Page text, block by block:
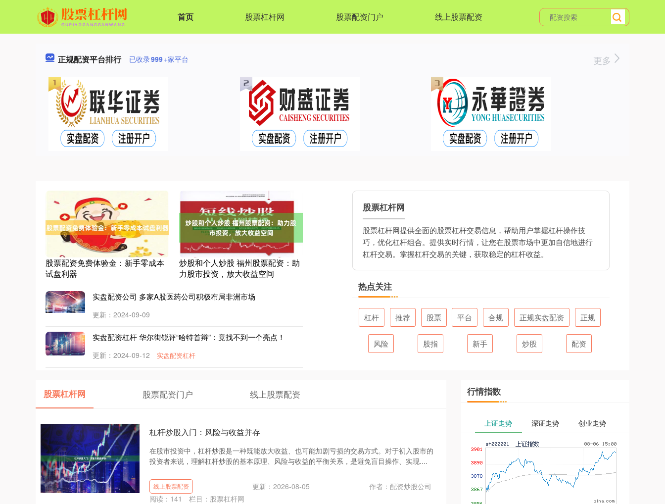
首页 股票杠杆网 股票配资门户 线上股票配资
正规配资平台排行 已收录999+家平台 更多
股票配资免费体验金：新手零成本
试盘利器
炒股和个人炒股 福州股票配资：助
力股市投资，放大收益空间
实盘配资公司 多家A股医药公司积极布局非洲市场
更新：2024-09-09
实盘配资杠杆 华尔街锐评“哈特首辩”：竟找不到一个亮点！
更新：2024-09-12 实盘配资杠杆
股票杠杆网
股票杠杆网提供全面的股票杠杆交易信息，帮助用户掌握杠杆操作技
巧，优化杠杆组合。提供实时行情，让您在股票市场中更加自信地进行
杠杆交易。掌握杠杆交易的关键，获取稳定的杠杆收益。
热点关注
杠杆 推荐 股票 平台 合规 正规实盘配资 正规
风险 股指 新手 炒股 配资
股票杠杆网 股票配资门户 线上股票配资
杠杆炒股入门：风险与收益并存
在股市投资中，杠杆炒股是一种既能放大收益、也可能加剧亏损的交易方式。对于初入股市的
投资者来说，理解杠杆炒股的基本原理、风险与收益的平衡关系，是避免盲目操作、实现....
线上股票配资 更新：2026-08-05
作者：配资炒股公司
阅读： 141 栏目： 股票杠杆网
行情指数
上证走势 深证走势 创业走势